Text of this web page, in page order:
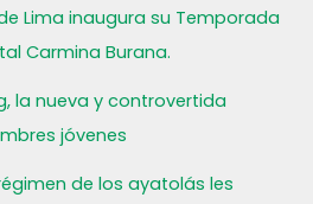
Lima inaugura su Temporada
Carmina Burana.
la nueva y controvertida
jóvenes
de los ayatolás les